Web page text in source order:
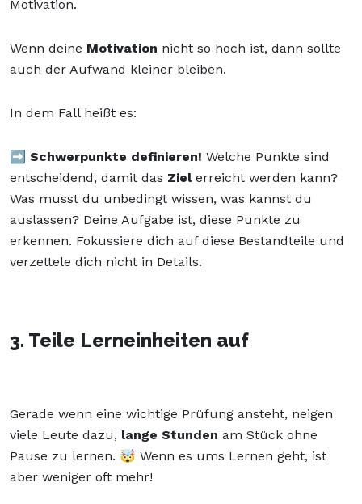
Motivation.
Wenn deine Motivation nicht so hoch ist, dann sollte
auch der Aufwand kleiner bleiben.
In dem Fall heißt es:
➡️ Schwerpunkte definieren! Welche Punkte sind
entscheidend, damit das Ziel erreicht werden kann?
Was musst du unbedingt wissen, was kannst du
auslassen? Deine Aufgabe ist, diese Punkte zu
erkennen. Fokussiere dich auf diese Bestandteile und
verzettele dich nicht in Details.
3. Teile Lerneinheiten auf
Gerade wenn eine wichtige Prüfung ansteht, neigen
viele Leute dazu, lange Stunden am Stück ohne
Pause zu lernen. 🤯 Wenn es ums Lernen geht, ist
aber weniger oft mehr!